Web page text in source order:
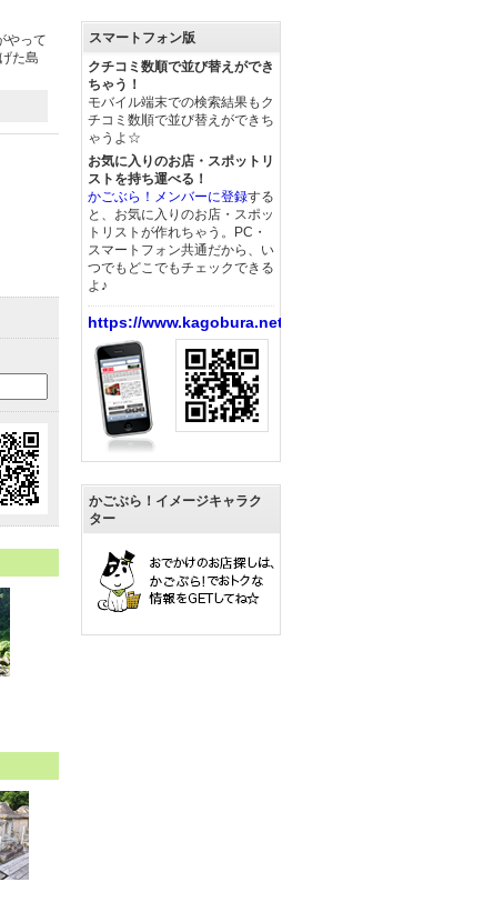
やって
た島
スマートフォン版
クチコミ数順で並び替えができ
ちゃう！
モバイル端末での検索結果もク
チコミ数順で並び替えができち
ゃうよ☆
お気に入りのお店・スポットリ
ストを持ち運べる！
かごぶら！メンバーに登録する
と、お気に入りのお店・スポッ
トリストが作れちゃう。PC・
スマートフォン共通だから、い
つでもどこでもチェックできる
よ♪
https://www.kagobura.net/
かごぶら！イメージキャラク
ター